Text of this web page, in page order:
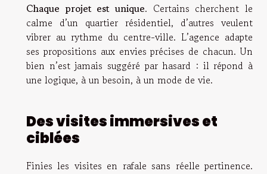
Chaque projet est unique. Certains cherchent le
calme d’un quartier résidentiel, d’autres veulent
vibrer au rythme du centre-ville. L’agence adapte
ses propositions aux envies précises de chacun. Un
bien n’est jamais suggéré par hasard : il répond à
une logique, à un besoin, à un mode de vie.
Des visites immersives et
ciblées
Finies les visites en rafale sans réelle pertinence.